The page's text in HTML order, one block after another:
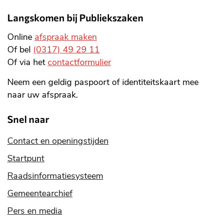
Langskomen bij Publiekszaken
Online afspraak maken
Of bel (0317) 49 29 11
Of via het contactformulier
Neem een geldig paspoort of identiteitskaart mee
naar uw afspraak.
Snel naar
Contact en openingstijden
Startpunt
Raadsinformatiesysteem
Gemeentearchief
Pers en media